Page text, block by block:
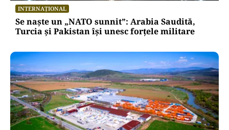
INTERNAȚIONAL
Se naște un „NATO sunnit”: Arabia Saudită,
Turcia și Pakistan își unesc forțele militare